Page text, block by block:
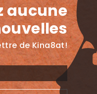
aucune
de Kina8at!